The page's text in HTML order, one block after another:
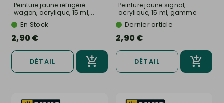
Peinture jaune réfrigéré
wagon, acrylique, 15 ml,...
En Stock
2,90 €
DÉTAIL
Peinture jaune signal,
acrylique, 15 ml, gamme
Rail...Dernier article
2,90 €
DÉTAIL